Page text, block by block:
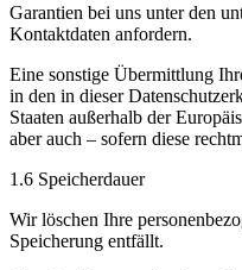
Garantien bei uns unter den
Kontaktdaten anfordern.
Eine sonstige Übermittlung
in den in dieser
Staaten außerhalb der
aber auch – sofern diese
1.6 Speicherdauer
Wir löschen Ihre
Speicherung entfällt.